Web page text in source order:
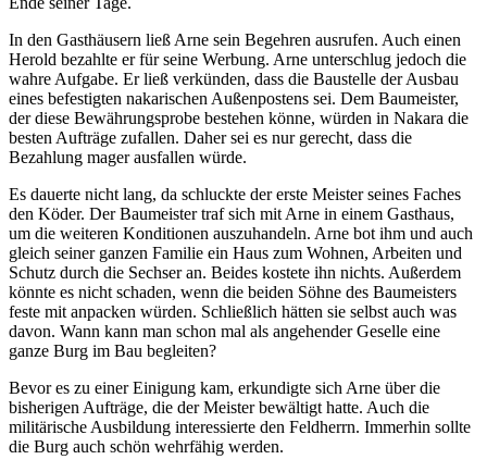
In den Gasthäusern ließ Arne sein Begehren ausrufen. Auch einen
Herold bezahlte er für seine Werbung. Arne unterschlug jedoch die
wahre Aufgabe. Er ließ verkünden, dass die Baustelle der Ausbau
eines befestigten nakarischen Außenpostens sei. Dem Baumeister,
der diese Bewährungsprobe bestehen könne, würden in Nakara die
besten Aufträge zufallen. Daher sei es nur gerecht, dass die
Bezahlung mager ausfallen würde.
Es dauerte nicht lang, da schluckte der erste Meister seines Faches
den Köder. Der Baumeister traf sich mit Arne in einem Gasthaus,
um die weiteren Konditionen auszuhandeln. Arne bot ihm und auch
gleich seiner ganzen Familie ein Haus zum Wohnen, Arbeiten und
Schutz durch die Sechser an. Beides kostete ihn nichts. Außerdem
könnte es nicht schaden, wenn die beiden Söhne des Baumeisters
feste mit anpacken würden. Schließlich hätten sie selbst auch was
davon. Wann kann man schon mal als angehender Geselle eine
ganze Burg im Bau begleiten?
Bevor es zu einer Einigung kam, erkundigte sich Arne über die
bisherigen Aufträge, die der Meister bewältigt hatte. Auch die
militärische Ausbildung interessierte den Feldherrn. Immerhin sollte
die Burg auch schön wehrfähig werden.